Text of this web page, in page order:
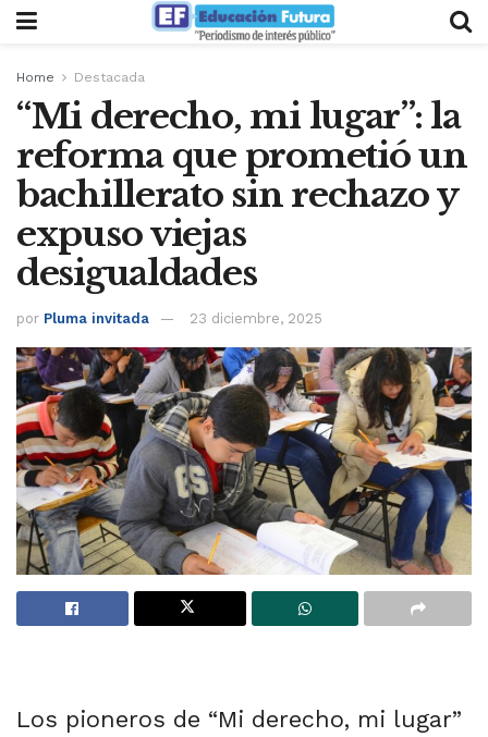
Home Destacada
“Mi derecho, mi lugar”: la
reforma que prometió un
bachillerato sin rechazo y
expuso viejas
desigualdades
por Pluma invitada 23 diciembre, 2025
Los pioneros de “Mi derecho, mi lugar”